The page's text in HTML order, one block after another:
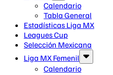
Calendario
Tabla General
Estadísticas Liga MX
Leagues Cup
Selección Mexicana
Liga MX Femenil
Calendario